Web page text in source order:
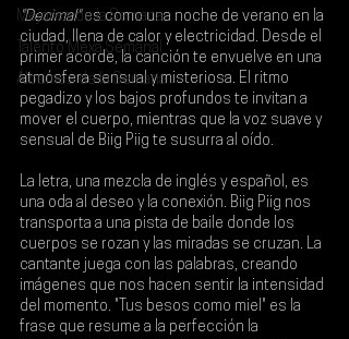
Mejores de la Semana
Talento Mexa Semanal
Álbumes de la Semana
"Decimal" es como una noche de verano en la
ciudad, llena de calor y electricidad. Desde el
primer acorde, la canción te envuelve en una
atmósfera sensual y misteriosa. El ritmo
pegadizo y los bajos profundos te invitan a
mover el cuerpo, mientras que la voz suave y
sensual de Biig Piig te susurra al oído.
La letra, una mezcla de inglés y español, es
una oda al deseo y la conexión. Biig Piig nos
transporta a una pista de baile donde los
cuerpos se rozan y las miradas se cruzan. La
cantante juega con las palabras, creando
imágenes que nos hacen sentir la intensidad
del momento. "Tus besos como miel" es la
frase que resume a la perfección la